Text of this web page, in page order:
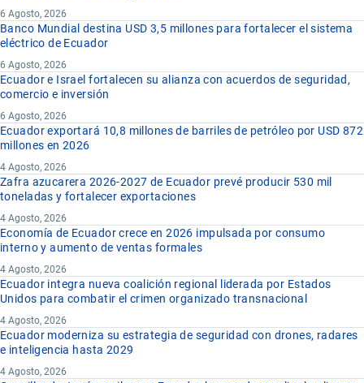
6 Agosto, 2026
Banco Mundial destina USD 3,5 millones para fortalecer el sistema
eléctrico de Ecuador
6 Agosto, 2026
Ecuador e Israel fortalecen su alianza con acuerdos de seguridad,
comercio e inversión
6 Agosto, 2026
Ecuador exportará 10,8 millones de barriles de petróleo por USD 872
millones en 2026
4 Agosto, 2026
Zafra azucarera 2026-2027 de Ecuador prevé producir 530 mil
toneladas y fortalecer exportaciones
4 Agosto, 2026
Economía de Ecuador crece en 2026 impulsada por consumo
interno y aumento de ventas formales
4 Agosto, 2026
Ecuador integra nueva coalición regional liderada por Estados
Unidos para combatir el crimen organizado transnacional
4 Agosto, 2026
Ecuador moderniza su estrategia de seguridad con drones, radares
e inteligencia hasta 2029
4 Agosto, 2026